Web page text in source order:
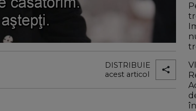
DISTRIBUIE
acest articol